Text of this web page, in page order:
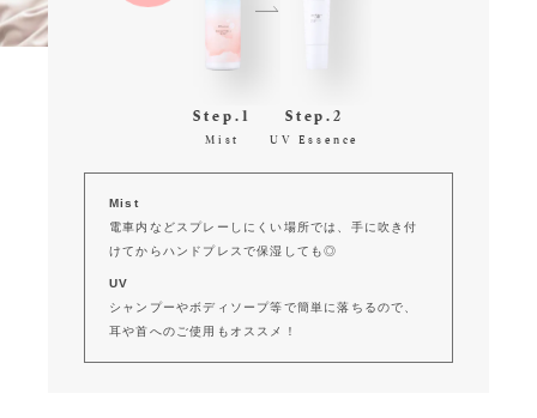
Step.1
Mist
Step.2
UV Essence
Mist
電車内などスプレーしにくい場所では、手に吹き付
けてからハンドプレスで保湿しても◎
UV
シャンプーやボディソープ等で簡単に落ちるので、
耳や首へのご使用もオススメ！